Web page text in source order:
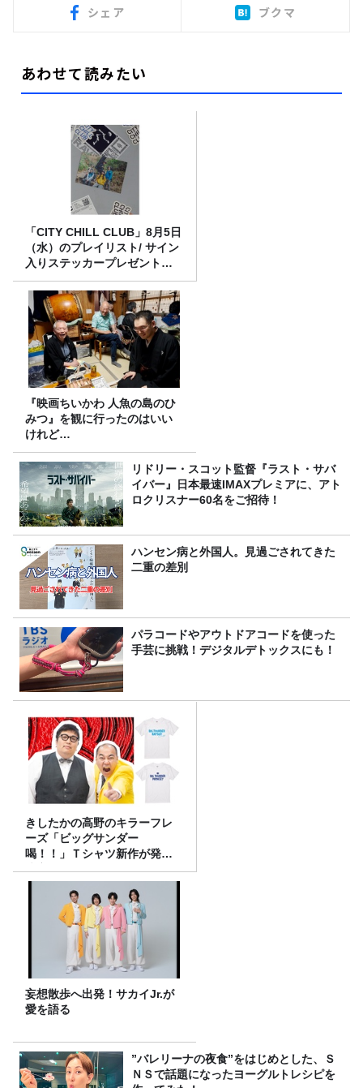
シェア ブクマ
あわせて読みたい
「CITY CHILL CLUB」8月5日
（水）のプレイリスト/ サイン
入りステッカープレゼント有
り
『映画ちいかわ 人魚の島のひ
みつ』を観に行ったのはいい
けれど…
リドリー・スコット監督『ラスト・サバ
イバー』日本最速IMAXプレミアに、アト
ロクリスナー60名をご招待！
ハンセン病と外国人。見過ごされてきた
二重の差別
パラコードやアウトドアコードを使った
手芸に挑戦！デジタルデトックスにも！
きしたかの高野のキラーフレ
ーズ「ビッグサンダー
喝！！」Ｔシャツ新作が発売
決定！
妄想散歩へ出発！サカイJr.が
愛を語る
”バレリーナの夜食”をはじめとした、Ｓ
ＮＳで話題になったヨーグルトレシピを